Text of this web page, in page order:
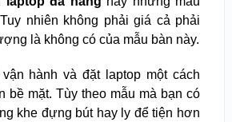
nhiên không phải giá cả phải
là không có của mẫu bàn này.
hành và đặt laptop một cách
bề mặt. Tùy theo mẫu mà bạn có
khe đựng bút hay ly để tiện hơn